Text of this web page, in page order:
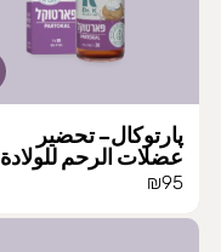
پارتوكال– تحضير
عضلات الرحم للولادة
₪95